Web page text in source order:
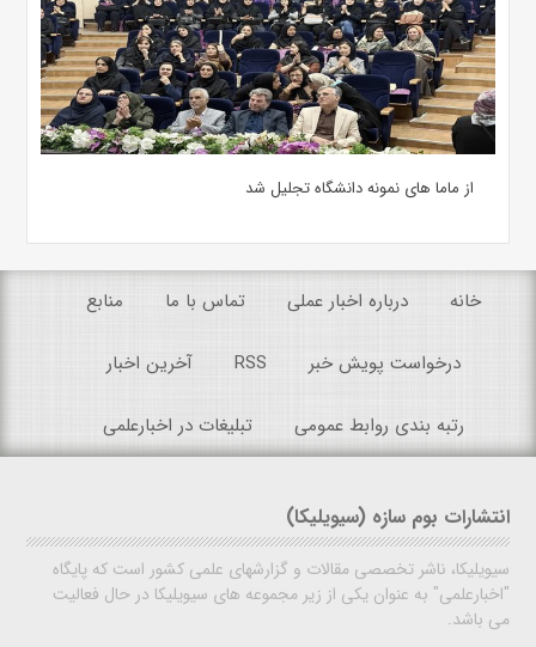
از ماما های نمونه دانشگاه تجلیل شد
خانه درباره اخبار عملی تماس با ما منابع
درخواست پویش خبر RSS آخرین اخبار
رتبه بندی روابط عمومی تبلیغات در اخبارعلمی
انتشارات بوم سازه (سیویلیکا)
سیویلیکا، ناشر تخصصی مقالات و گزارشهای علمی کشور است که پایگاه
"اخبارعلمی" به عنوان یکی از زیر مجموعه های سیویلیکا در حال فعالیت
می باشد.